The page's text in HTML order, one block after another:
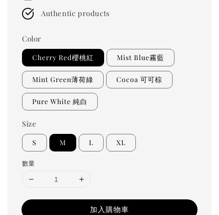
Authentic products
Color
Cherry Red櫻桃紅 Mist Blue霧藍
Mint Green薄荷綠 Cocoa 可可棕
Pure White 純白
Size
S M L XL
數量
加入購物車